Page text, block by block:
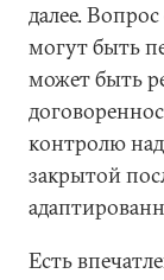
далее.
могут быть
может быть
контролю
закрытой
Есть